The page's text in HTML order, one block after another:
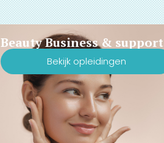
Beauty Business & support
Bekijk opleidingen